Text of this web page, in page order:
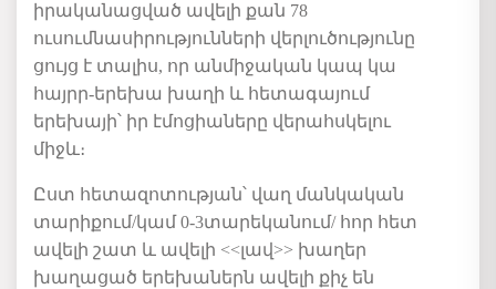
իրականացված ավելի քան 78
ուսումնասիրությունների վերլուծությունը
ցույց է տալիս, որ անմիջական կապ կա
հայրր-երեխա խաղի և հետագայում
երեխայի՝ իր էմոցիաները վերահսկելու
միջև։
Ըստ հետազոտության՝ վաղ մանկական
տարիքում/կամ 0-3տարեկանում/ հոր հետ
ավելի շատ և ավելի <<լավ>> խաղեր
խաղացած երեխաներն ավելի քիչ են